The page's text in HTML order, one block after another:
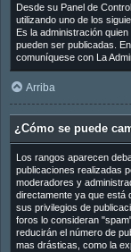
Desde su Panel de
utilizando uno de los
Es la administración
pueden ser publicadas.
comuníquese con La
Arriba
¿Cómo se puede
Los rangos aparecen
publicaciones realizadas
moderadores y
directamente ya que está
sus privilegios de
foros lo consideran
reducirán el número de
mas drásticas, como la